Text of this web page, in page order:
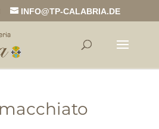
INFO@TP-CALABRIA.DE